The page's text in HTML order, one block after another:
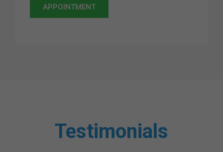
Testimonials